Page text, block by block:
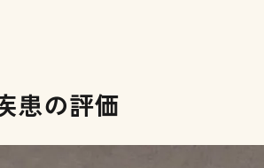
患の評価